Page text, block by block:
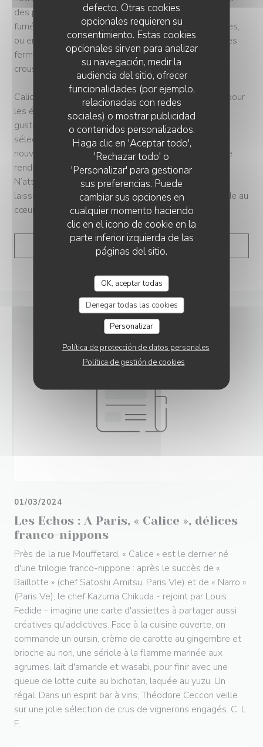
defecto. Otras cookies
opcionales requieren su
consentimiento. Estas cookies
opcionales sirven para analizar
su navegación, medir la
audiencia del sitio, ofrecer
funcionalidades (por ejemplo,
relacionadas con redes
sociales) o mostrar publicidad
o contenidos personalizados.
Haga clic en 'Aceptar todo',
'Rechazar todo' o
'Personalizar' para gestionar
sus preferencias. Puede
cambiar sus opciones en
cualquier momento haciendo
clic en el icono de cookie en la
parte inferior izquierda de las
páginas del sitio.
OK, aceptar todas
Denegar todas las cookies
Personalizar
Política de protección de datos personales
Política de gestión de cookies
des plats exquis tels que le gravlax de queue jaune
fumée, sublimé par un bouillon de saké et des agrumes,
ou encore le tartare de bœuf accompagné de pommes
fermentées, siphon du Mont d’Or et chapelure
croustillante.
Calice s’affirme comme une adresse incontournable pour
les épicuriens en quête d’une expérience humaine et
gustative exceptionnelle. Entre la cuisine raffinée, la
sélection de vins de qualité, et le cadre élégant, ce
nouveau joyau parisien est destiné à devenir le lieu de
rendez-vous privilégié des amateurs de bonne chère.
N’attendez plus pour ouvrir les portes de Calice et
laissez-vous emporter par cette échappée gourmande au
cœur de la capitale.
LEA EL ARTICULO
Les Echos : A Paris, « Calice », délices
franco-nippons
01/03/2024
Près de la rue Mouffetard, « Calice » est le dernier né
d'une trilogie franco-nippone : après le succès de «
Baillotte » (chef Satoshi Amitsu, Paris VIe) et de « Narro »
(Paris Ve), le chef Kazuma Chikuda - rejoint par Louis
Fedide - imagine une carte d'assiettes à partager aussi
créatives qu'addictives. Face à la cuisine ouverte, on
commande un oursin, crème de carotte au gingembre et
brioche au nori, une sériole à la flamme marinée aux
agrumes, lait d'amande et wasabi, pour finir avec une
queue de lotte cuite au bichotan, laquée au yuzu. Un
régal. Dans un esprit bar à vins, Théodore Ceccon veille
sur une jolie sélection de crus de vignerons engagés. C. L.
F.